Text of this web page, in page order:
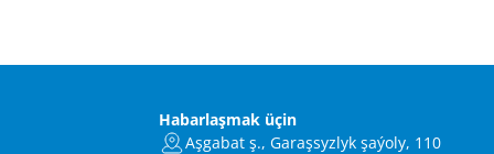
Habarlaşmak üçin
Aşgabat ş., Garaşsyzlyk şaýoly, 110